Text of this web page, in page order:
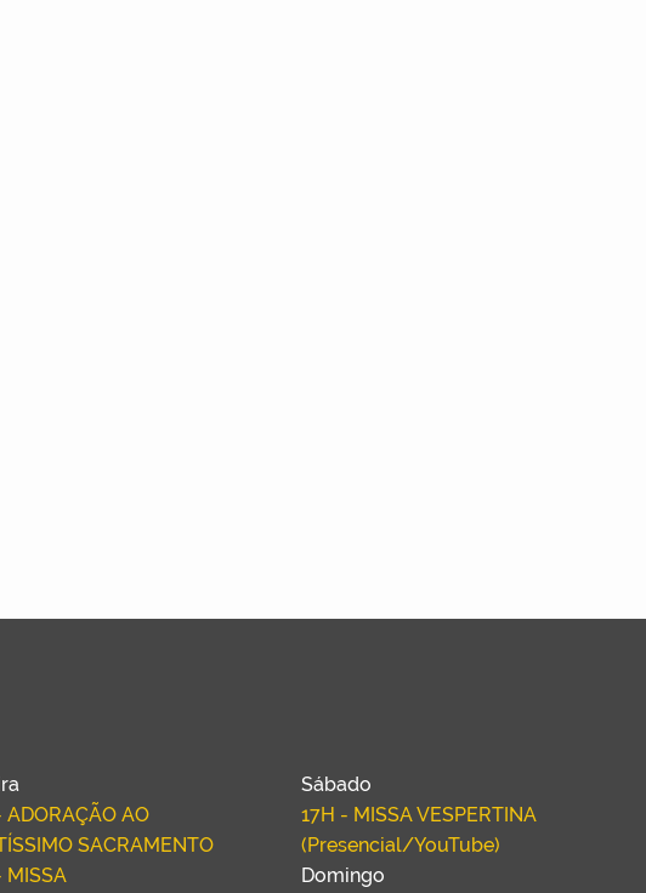
ADORAÇÃO AO
SACRAMENTO
MISSA
Sábado
17H - MISSA VESPERTINA
(Presencial/YouTube)
Domingo